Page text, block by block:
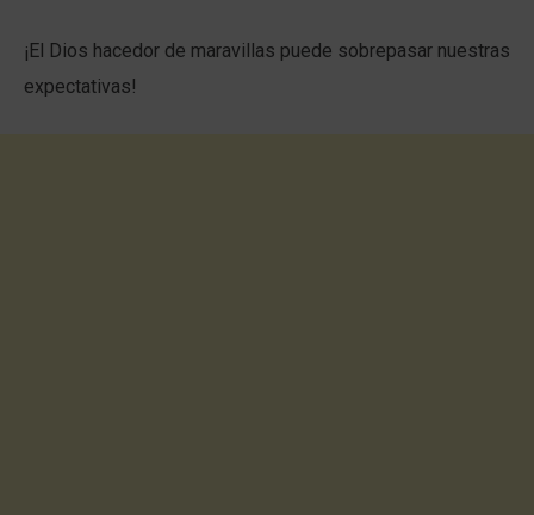
¡El Dios hacedor de maravillas puede sobrepasar nuestras
expectativas!